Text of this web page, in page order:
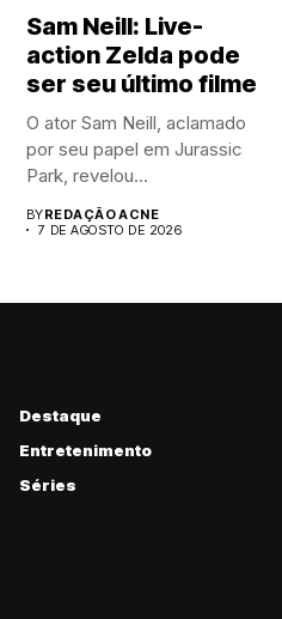
Sam Neill: Live-
action Zelda pode
ser seu último filme
O ator Sam Neill, aclamado
por seu papel em Jurassic
Park, revelou...
BYREDAÇÃO ACNE
7 DE AGOSTO DE 2026
Destaque
Entretenimento
Séries